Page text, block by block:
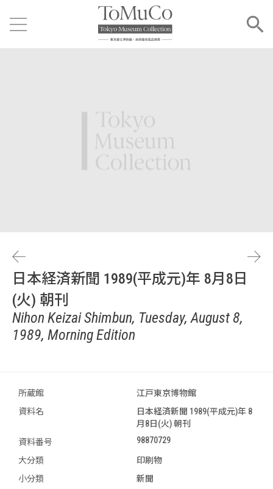
日本経済新聞 1989(平成元)年 8月8日
(火) 朝刊
Nihon Keizai Shimbun, Tuesday, August 8,
1989, Morning Edition
所蔵館
江戸東京博物館
資料名
日本経済新聞 1989(平成元)年 8
月8日(火) 朝刊
資料番号
98870729
大分類
印刷物
小分類
新聞